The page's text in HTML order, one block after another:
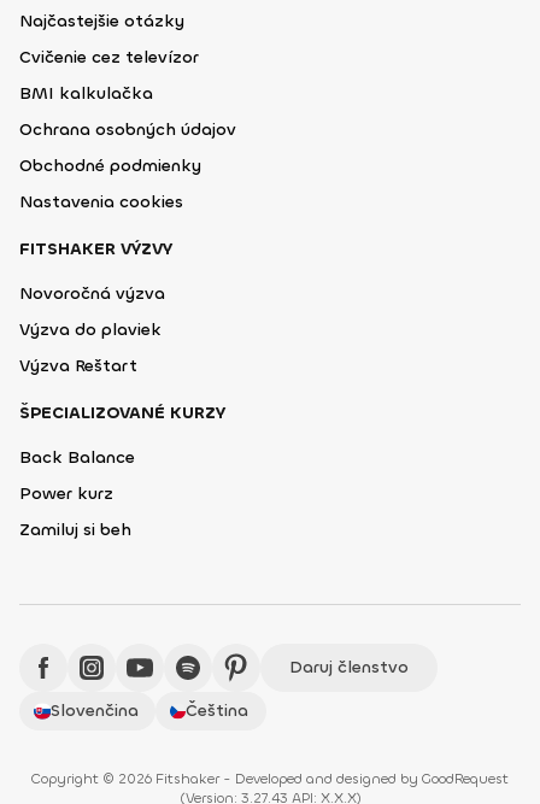
Najčastejšie otázky
Cvičenie cez televízor
BMI kalkulačka
Ochrana osobných údajov
Obchodné podmienky
Nastavenia cookies
FITSHAKER VÝZVY
Novoročná výzva
Výzva do plaviek
Výzva Reštart
ŠPECIALIZOVANÉ KURZY
Back Balance
Power kurz
Zamiluj si beh
Daruj členstvo
Slovenčina
Čeština
Copyright © 2026 Fitshaker - Developed and designed by GoodRequest
(Version: 3.27.43 API: X.X.X)